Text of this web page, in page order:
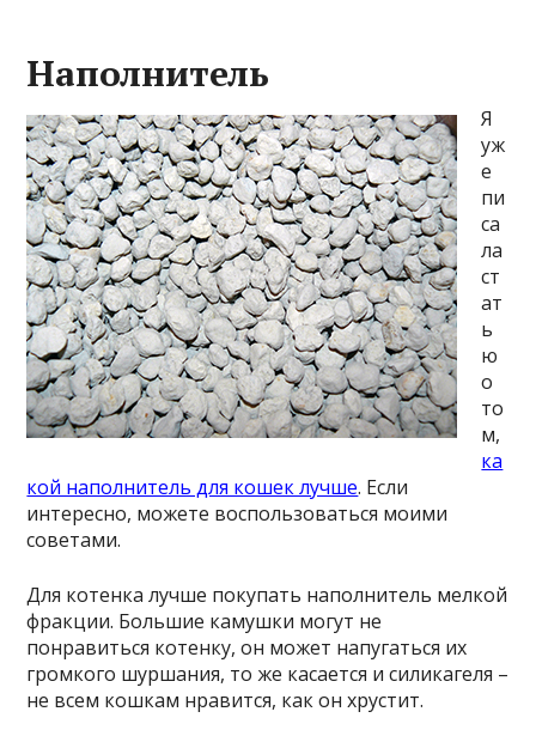
Наполнитель
Я
уж
е
пи
са
ла
ст
ат
ь
ю
о
то
м,
ка
кой наполнитель для кошек лучше. Если
интересно, можете воспользоваться моими
советами.
Для котенка лучше покупать наполнитель мелкой
фракции. Большие камушки могут не
понравиться котенку, он может напугаться их
громкого шуршания, то же касается и силикагеля –
не всем кошкам нравится, как он хрустит.